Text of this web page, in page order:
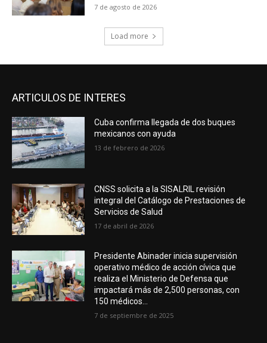
7 de agosto de 2026
Load more
ARTICULOS DE INTERES
Cuba confirma llegada de dos buques
mexicanos con ayuda
13 de febrero de 2026
CNSS solicita a la SISALRIL revisión
integral del Catálogo de Prestaciones de
Servicios de Salud
17 de abril de 2026
Presidente Abinader inicia supervisión
operativo médico de acción cívica que
realiza el Ministerio de Defensa que
impactará más de 2,500 personas, con
150 médicos...
7 de septiembre de 2025